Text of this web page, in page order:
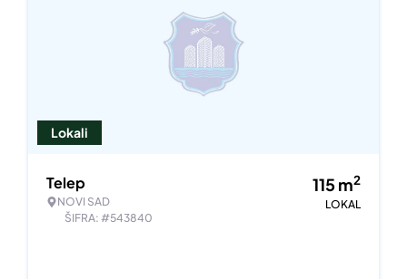
Lokali
Telep
NOVI SAD
ŠIFRA: #543840
115m2
LOKAL